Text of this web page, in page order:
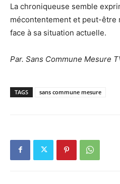
La chroniqueuse semble
mécontentement et peut-être
face à sa situation actuelle.
Par. Sans Commune Mesure
TAGS sans commune mesure